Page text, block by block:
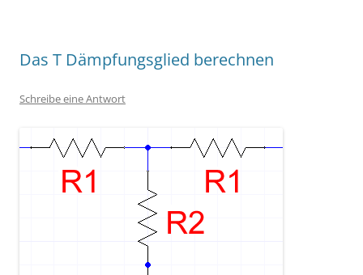
Das T Dämpfungsglied berechnen
Schreibe eine Antwort